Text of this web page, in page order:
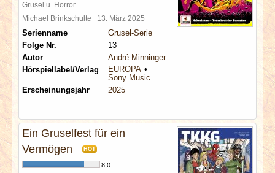
Grusel u. Horror
Michael Brinkschulte 13. März 2025
Serienname
Grusel-Serie
Folge Nr.
13
Autor
André Minninger
Hörspiellabel/Verlag
EUROPA
Sony Music
Erscheinungsjahr
2025
Ein Gruselfest für ein
Vermögen
HOT
8,0